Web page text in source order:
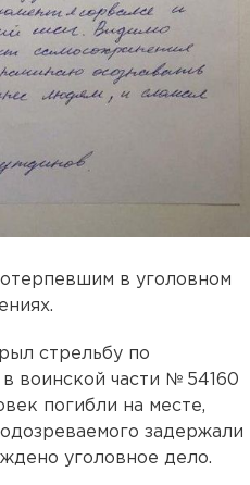
в уголовном
стрельбу по
воинской части № 54160
погибли на месте,
задержали
уголовное дело.